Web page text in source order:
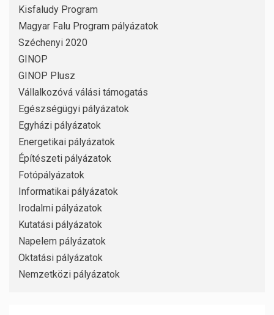
Kisfaludy Program
Magyar Falu Program pályázatok
Széchenyi 2020
GINOP
GINOP Plusz
Vállalkozóvá válási támogatás
Egészségügyi pályázatok
Egyházi pályázatok
Energetikai pályázatok
Építészeti pályázatok
Fotópályázatok
Informatikai pályázatok
Irodalmi pályázatok
Kutatási pályázatok
Napelem pályázatok
Oktatási pályázatok
Nemzetközi pályázatok